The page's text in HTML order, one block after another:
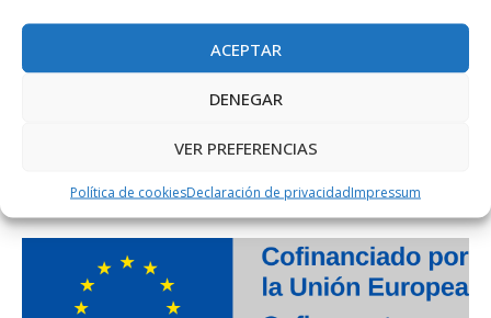
ACEPTAR
DENEGAR
VER PREFERENCIAS
Política de cookiesDeclaración de privacidadImpressum
PROJECTE COFINANÇAT PEL FONS SOCIAL EUROPEU